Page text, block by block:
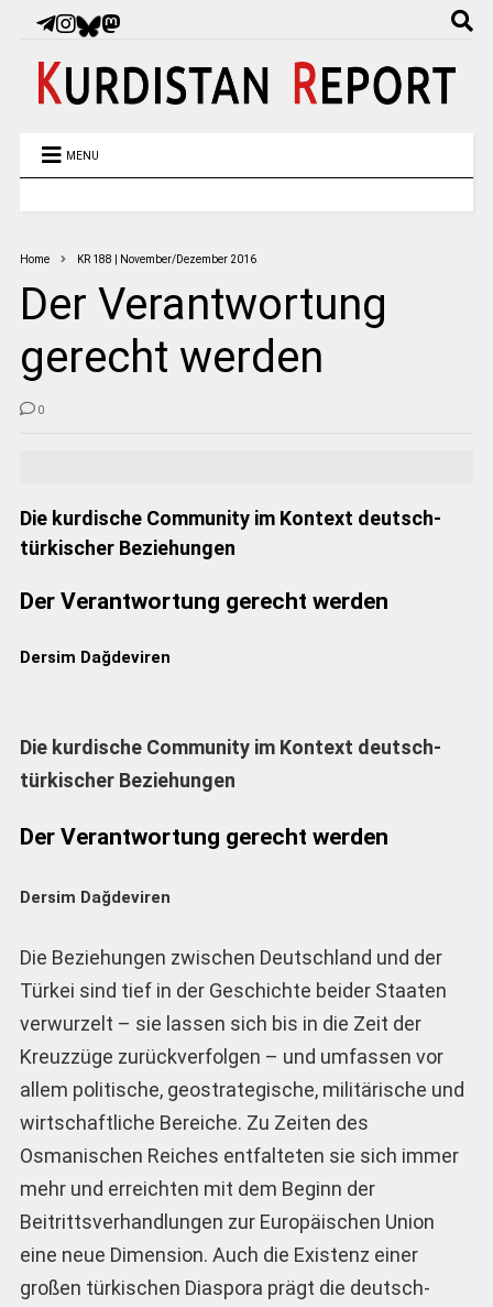
MENU
Home KR 188 | November/Dezember 2016
Der Verantwortung
gerecht werden
0
Die kurdische Community im Kontext deutsch-
türkischer Beziehungen
Der Verantwortung gerecht werden
Dersim Dağdeviren
Die kurdische Community im Kontext deutsch-
türkischer Beziehungen
Der Verantwortung gerecht werden
Dersim Dağdeviren
Die Beziehungen zwischen Deutschland und der
Türkei sind tief in der Geschichte beider Staaten
verwurzelt – sie lassen sich bis in die Zeit der
Kreuzzüge zurückverfolgen – und umfassen vor
allem politische, geostrategische, militärische und
wirtschaftliche Bereiche. Zu Zeiten des
Osmanischen Reiches entfalteten sie sich immer
mehr und erreichten mit dem Beginn der
Beitrittsverhandlungen zur Europäischen Union
eine neue Dimension. Auch die Existenz einer
großen türkischen Diaspora prägt die deutsch-